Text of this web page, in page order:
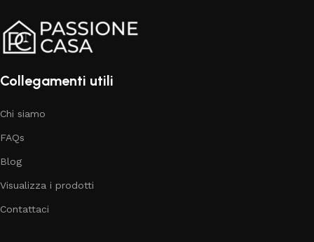
Collegamenti utili
Chi siamo
FAQs
Blog
Visualizza i prodotti
Contattaci